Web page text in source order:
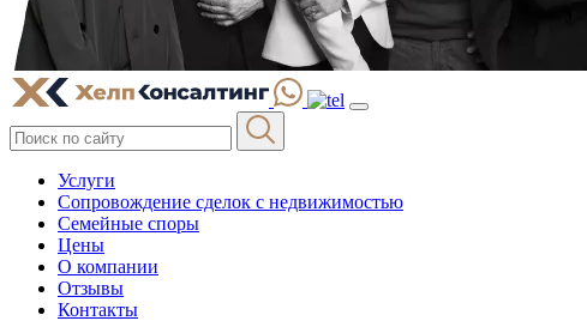
Услуги
Сопровождение сделок с недвижимостью
Семейные споры
Цены
О компании
Отзывы
Контакты